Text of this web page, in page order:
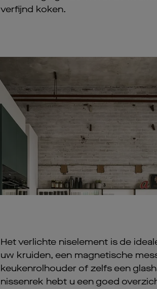
verfijnd koken.
Het verlichte niselement is de
uw kruiden, een magnetische
keukenrolhouder of zelfs een
nissenrek hebt u een goed